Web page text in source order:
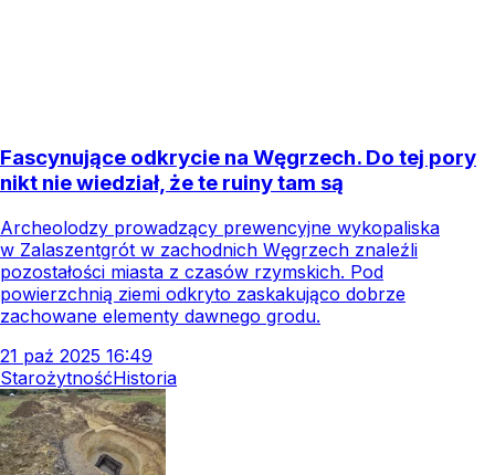
Fascynujące odkrycie na Węgrzech. Do tej pory
nikt nie wiedział, że te ruiny tam są
Archeolodzy prowadzący prewencyjne wykopaliska
w Zalaszentgrót w zachodnich Węgrzech znaleźli
pozostałości miasta z czasów rzymskich. Pod
powierzchnią ziemi odkryto zaskakująco dobrze
zachowane elementy dawnego grodu.
21 paź 2025 16:49
StarożytnośćHistoria